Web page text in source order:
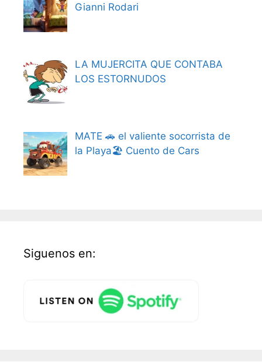
Gianni Rodari
LA MUJERCITA QUE CONTABA
LOS ESTORNUDOS
MATE 🚗 el valiente socorrista de
la Playa🏖️ Cuento de Cars
Siguenos en: